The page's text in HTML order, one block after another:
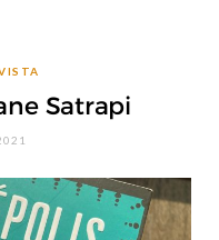
Satrapi